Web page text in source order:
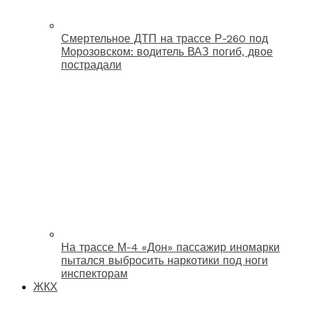
Смертельное ДТП на трассе Р-260 под
Морозовском: водитель ВАЗ погиб, двое
пострадали
На трассе М-4 «Дон» пассажир иномарки
пытался выбросить наркотики под ноги
инспекторам
ЖКХ